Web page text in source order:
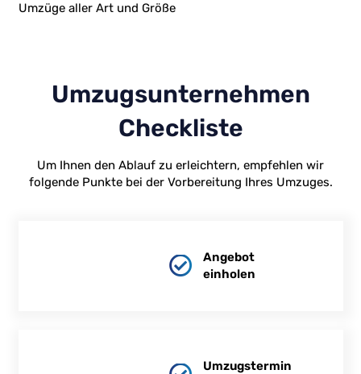
Umzüge aller Art und Größe
Umzugsunternehmen
Checkliste
Um Ihnen den Ablauf zu erleichtern, empfehlen wir
folgende Punkte bei der Vorbereitung Ihres Umzuges.
Angebot
einholen
Umzugstermin